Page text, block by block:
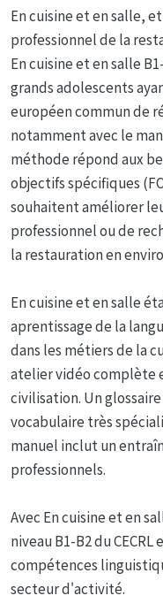
En cuisine et en salle,
professionnel de la
En cuisine et en salle
grands adolescents
européen commun de
notamment avec le
méthode répond aux
objectifs spécifiques
souhaitent améliorer
professionnel ou de
la restauration en
En cuisine et en salle
aprentissage de la
dans les métiers de la
atelier vidéo complète
civilisation. Un
vocabulaire très
manuel inclut un
professionnels.
Avec En cuisine et en
niveau B1-B2 du
compétences
secteur d'activité.